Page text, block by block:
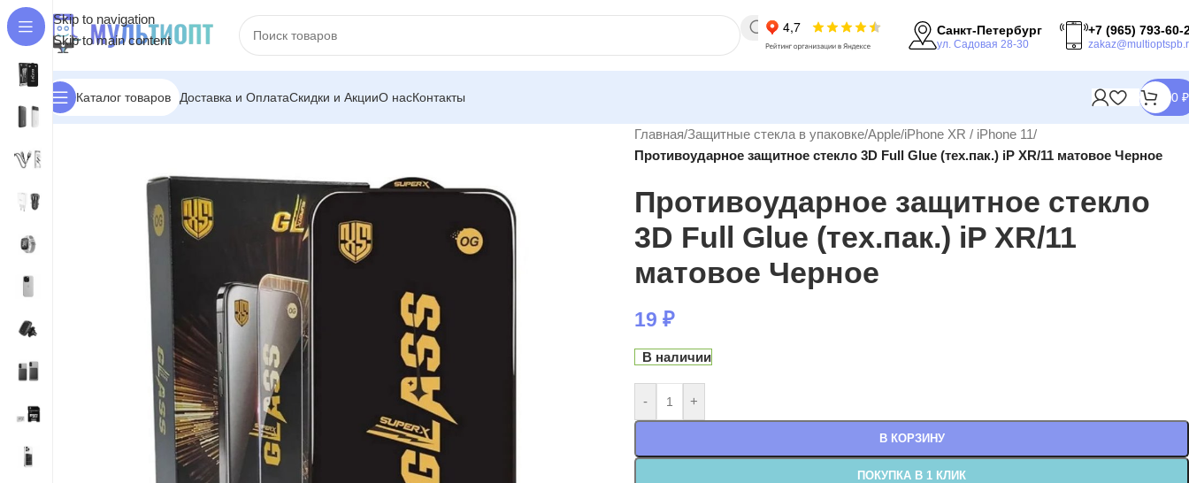
Skip to navigation
Skip to main content
Санкт-Петербург
ул. Садовая 28-30
+7 (965) 793-60-
Каталог товаров Доставка и ОплатаСкидки и АкцииО насКонтакты 0 ₽
Главная/Защитные стекла в упаковке/Apple/iPhone XR / iPhone 11/
Противоударное защитное стекло 3D Full Glue (тех.пак.) iP XR/11 матовое Черное
Противоударное защитное стекло
3D Full Glue (тех.пак.) iP XR/11
матовое Черное
19 ₽
В наличии
- +
В КОРЗИНУ
ПОКУПКА В 1 КЛИК